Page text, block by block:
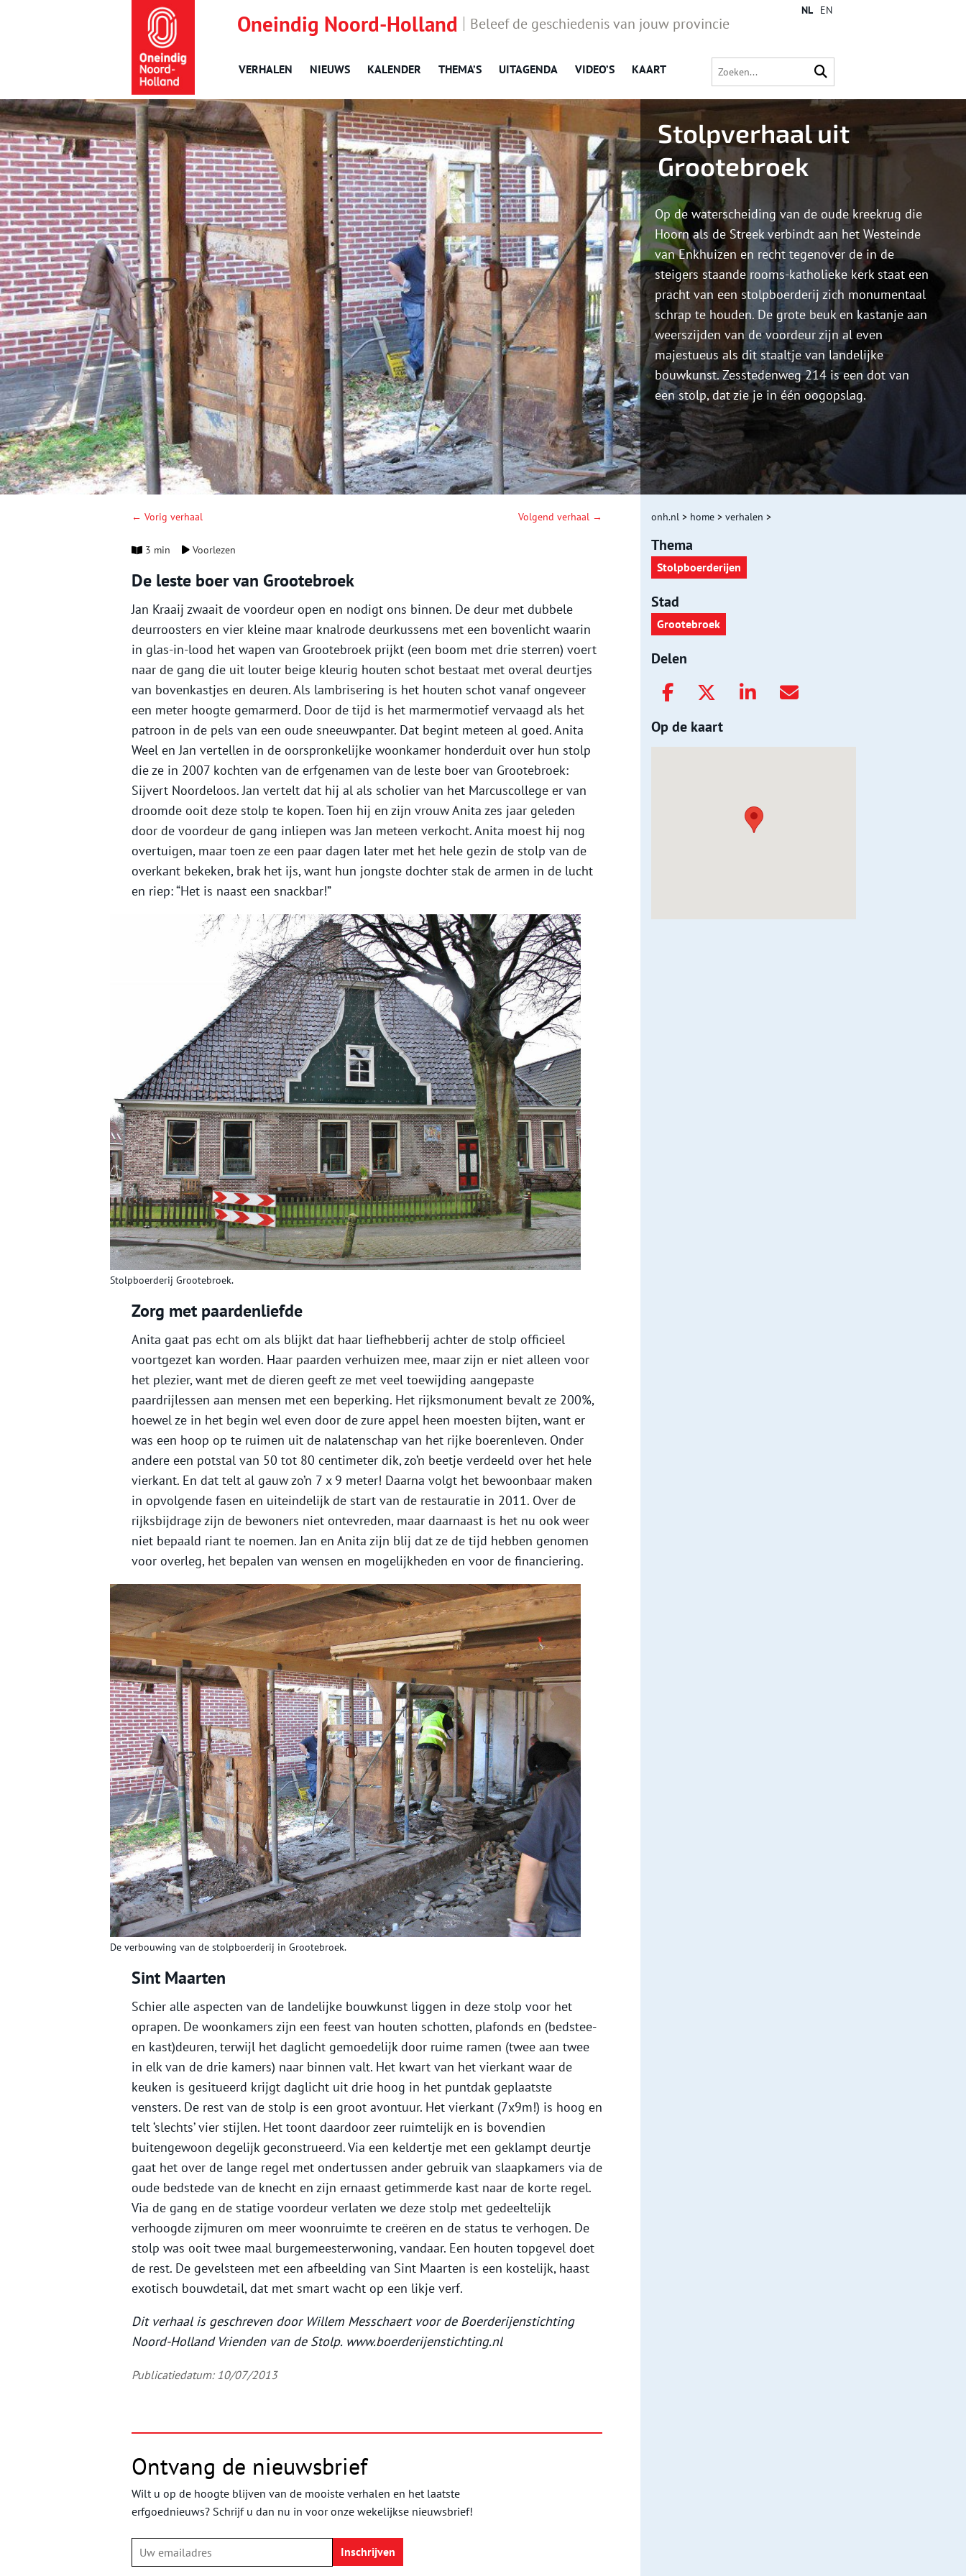
Oneindig Noord-Holland Beleef de geschiedenis van jouw provincie
VERHALEN NIEUWS KALENDER THEMA’S UITAGENDA VIDEO’S KAART
NL EN
Stolpverhaal uit
Grootebroek
Op de waterscheiding van de oude kreekrug die
Hoorn als de Streek verbindt aan het Westeinde
van Enkhuizen en recht tegenover de in de
steigers staande rooms-katholieke kerk staat een
pracht van een stolpboerderij zich monumentaal
schrap te houden. De grote beuk en kastanje aan
weerszijden van de voordeur zijn al even
majestueus als dit staaltje van landelijke
bouwkunst. Zesstedenweg 214 is een dot van
een stolp, dat zie je in één oogopslag.
← Vorig verhaal Volgend verhaal →
3 min Voorlezen
De leste boer van Grootebroek
Jan Kraaij zwaait de voordeur open en nodigt ons binnen. De deur met dubbele
deurroosters en vier kleine maar knalrode deurkussens met een bovenlicht waarin
in glas-in-lood het wapen van Grootebroek prijkt (een boom met drie sterren) voert
naar de gang die uit louter beige kleurig houten schot bestaat met overal deurtjes
van bovenkastjes en deuren. Als lambrisering is het houten schot vanaf ongeveer
een meter hoogte gemarmerd. Door de tijd is het marmermotief vervaagd als het
patroon in de pels van een oude sneeuwpanter. Dat begint meteen al goed. Anita
Weel en Jan vertellen in de oorspronkelijke woonkamer honderduit over hun stolp
die ze in 2007 kochten van de erfgenamen van de leste boer van Grootebroek:
Sijvert Noordeloos. Jan vertelt dat hij al als scholier van het Marcuscollege er van
droomde ooit deze stolp te kopen. Toen hij en zijn vrouw Anita zes jaar geleden
door de voordeur de gang inliepen was Jan meteen verkocht. Anita moest hij nog
overtuigen, maar toen ze een paar dagen later met het hele gezin de stolp van de
overkant bekeken, brak het ijs, want hun jongste dochter stak de armen in de lucht
en riep: “Het is naast een snackbar!”
Stolpboerderij Grootebroek.
Zorg met paardenliefde
Anita gaat pas echt om als blijkt dat haar liefhebberij achter de stolp officieel
voortgezet kan worden. Haar paarden verhuizen mee, maar zijn er niet alleen voor
het plezier, want met de dieren geeft ze met veel toewijding aangepaste
paardrijlessen aan mensen met een beperking. Het rijksmonument bevalt ze 200%,
hoewel ze in het begin wel even door de zure appel heen moesten bijten, want er
was een hoop op te ruimen uit de nalatenschap van het rijke boerenleven. Onder
andere een potstal van 50 tot 80 centimeter dik, zo’n beetje verdeeld over het hele
vierkant. En dat telt al gauw zo’n 7 x 9 meter! Daarna volgt het bewoonbaar maken
in opvolgende fasen en uiteindelijk de start van de restauratie in 2011. Over de
rijksbijdrage zijn de bewoners niet ontevreden, maar daarnaast is het nu ook weer
niet bepaald riant te noemen. Jan en Anita zijn blij dat ze de tijd hebben genomen
voor overleg, het bepalen van wensen en mogelijkheden en voor de financiering.
De verbouwing van de stolpboerderij in Grootebroek.
Sint Maarten
Schier alle aspecten van de landelijke bouwkunst liggen in deze stolp voor het
oprapen. De woonkamers zijn een feest van houten schotten, plafonds en (bedstee-
en kast)deuren, terwijl het daglicht gemoedelijk door ruime ramen (twee aan twee
in elk van de drie kamers) naar binnen valt. Het kwart van het vierkant waar de
keuken is gesitueerd krijgt daglicht uit drie hoog in het puntdak geplaatste
vensters. De rest van de stolp is een groot avontuur. Het vierkant (7x9m!) is hoog en
telt ‘slechts’ vier stijlen. Het toont daardoor zeer ruimtelijk en is bovendien
buitengewoon degelijk geconstrueerd. Via een keldertje met een geklampt deurtje
gaat het over de lange regel met ondertussen ander gebruik van slaapkamers via de
oude bedstede van de knecht en zijn ernaast getimmerde kast naar de korte regel.
Via de gang en de statige voordeur verlaten we deze stolp met gedeeltelijk
verhoogde zijmuren om meer woonruimte te creëren en de status te verhogen. De
stolp was ooit twee maal burgemeesterwoning, vandaar. Een houten topgevel doet
de rest. De gevelsteen met een afbeelding van Sint Maarten is een kostelijk, haast
exotisch bouwdetail, dat met smart wacht op een likje verf.
Dit verhaal is geschreven door Willem Messchaert voor de Boerderijenstichting
Noord-Holland Vrienden van de Stolp. www.boerderijenstichting.nl
Publicatiedatum: 10/07/2013
Ontvang de nieuwsbrief
Wilt u op de hoogte blijven van de mooiste verhalen en het laatste
erfgoednieuws? Schrijf u dan nu in voor onze wekelijkse nieuwsbrief!
onh.nl > home > verhalen >
Thema
Stolpboerderijen
Stad
Grootebroek
Delen
Op de kaart